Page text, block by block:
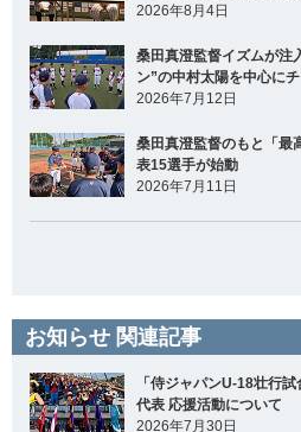
2026年8月4日
桑田真澄監督イズムが注
ン”の中村太陽を中心に
2026年7月12日
桑田真澄監督のもと「最
表15選手が始動
2026年7月11日
お知らせ 関連記事
「侍ジャパンU-18壮行
代表 応援活動について
2026年7月30日